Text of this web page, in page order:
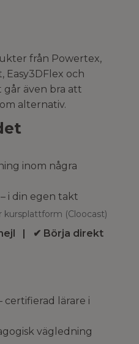
från Powertex,
Easy3DFlex och
går även bra att
alternativ.
inom några
i din egen takt
kursplattform (Cloocast)
| ✔ Börja direkt
certifierad lärare i
vägledning